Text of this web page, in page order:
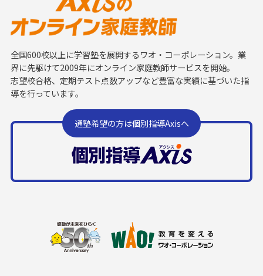
全国600校以上に学習塾を展開するワオ・コーポレーション。業
界に先駆けて2009年にオンライン家庭教師サービスを開始。
志望校合格、定期テスト点数アップなど豊富な実績に基づいた指
導を行っています。
通塾希望の方は個別指導Axisへ